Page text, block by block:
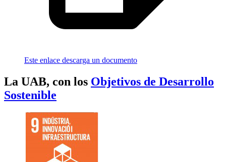
Este enlace descarga un documento
La UAB, con los Objetivos de Desarrollo
Sostenible